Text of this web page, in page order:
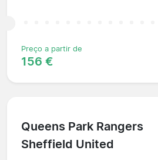
Preço a partir de
156 €
Queens Park Rangers
Sheffield United